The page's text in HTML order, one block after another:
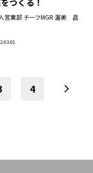
つくる！
営業部 チーフMGR 渥美 昌
4